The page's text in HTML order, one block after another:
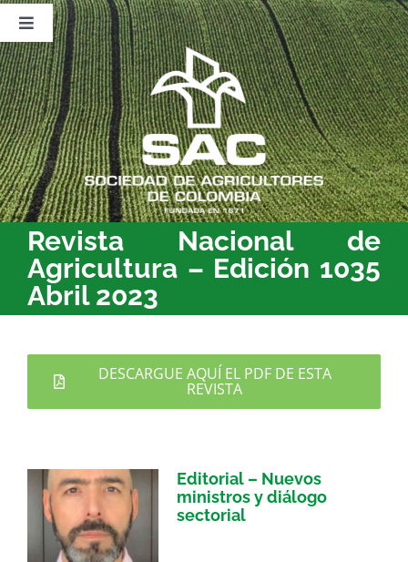
Saltar
contenido
Toggle
Navigation
Nosotros
Publicaciones
Sala de Prensa
Eventos
Revista Nacional de
Agricultura – Edición 1035
Abril 2023
DESCARGUE AQUÍ EL PDF DE ESTA
REVISTA
Editorial – Nuevos
ministros y diálogo
sectorial